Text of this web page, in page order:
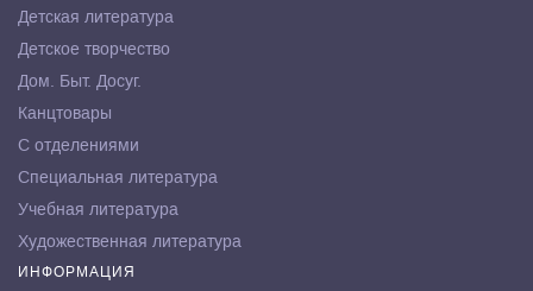
Детская литература
Детское творчество
Дом. Быт. Досуг.
Канцтовары
С отделениями
Специальная литература
Учебная литература
Художественная литература
ИНФОРМАЦИЯ